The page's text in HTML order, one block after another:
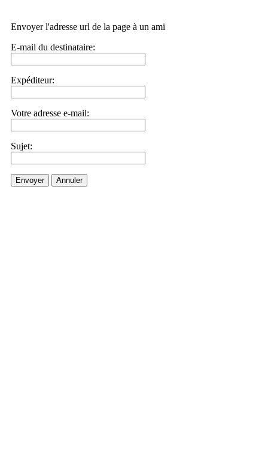
Envoyer l'adresse url de la page à un ami
E-mail du destinataire:
Expéditeur:
Votre adresse e-mail:
Sujet:
Envoyer Annuler